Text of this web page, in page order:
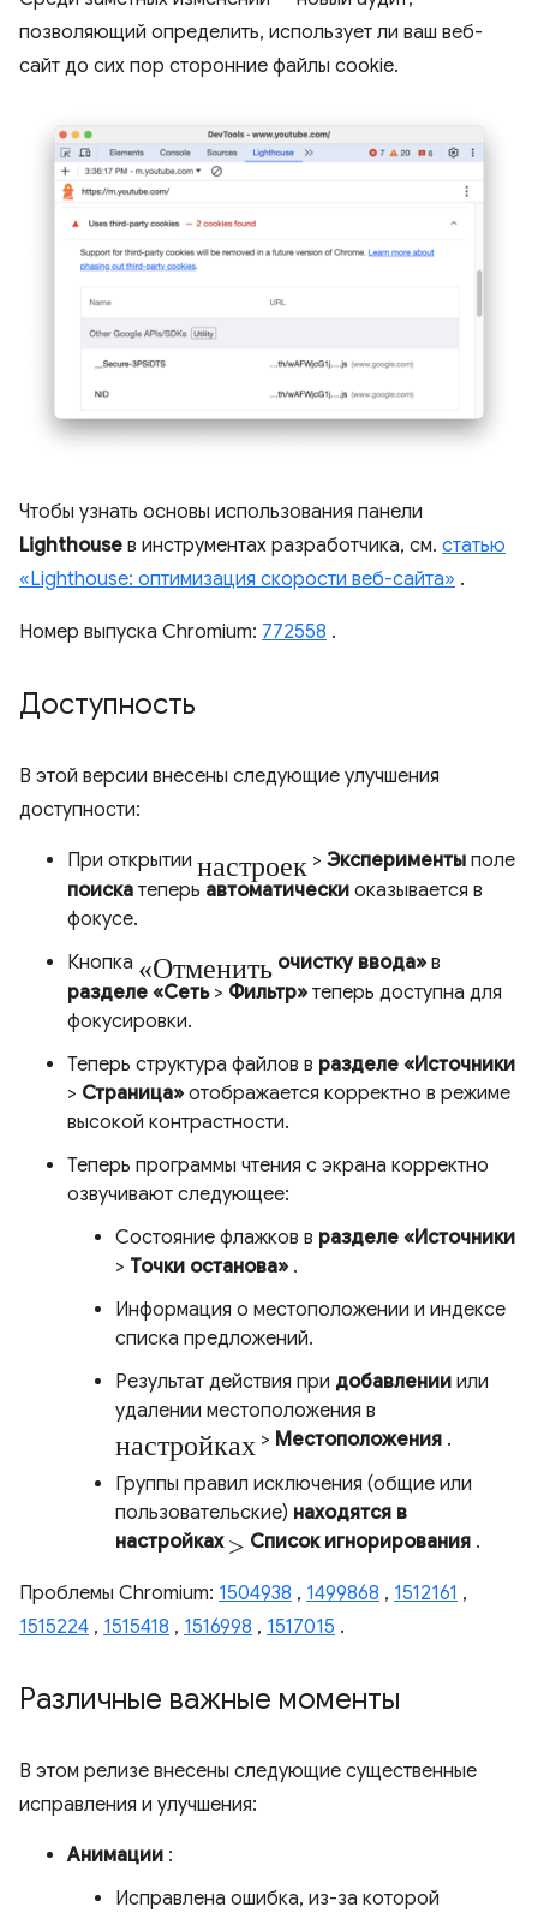
позволяющий определить, использует ли ваш веб-
сайт до сих пор сторонние файлы cookie.
Чтобы узнать основы использования панели
Lighthouse в инструментах разработчика, см. статью
«Lighthouse: оптимизация скорости веб-сайта» .
Номер выпуска Chromium: 772558 .
Доступность
В этой версии внесены следующие улучшения
доступности:
При открытии настроек > Эксперименты поле
поиска теперь автоматически оказывается в
фокусе.
Кнопка «Отменить очистку ввода» в
разделе «Сеть> Фильтр» теперь доступна для
фокусировки.
Теперь структура файлов в разделе «Источники
> Страница» отображается корректно в режиме
высокой контрастности.
Теперь программы чтения с экрана корректно
озвучивают следующее:
Состояние флажков в разделе «Источники
> Точки останова» .
Информация о местоположении и индексе
списка предложений.
Результат действия при добавлении или
удалении местоположения в
настройках > Местоположения .
Группы правил исключения (общие или
пользовательские) находятся в
настройках > Список игнорирования .
Проблемы Chromium: 1504938 , 1499868 , 1512161 ,
1515224 , 1515418 , 1516998 , 1517015 .
Различные важные моменты
В этом релизе внесены следующие существенные
исправления и улучшения:
Анимации :
Исправлена ​​ошибка, из-за которой